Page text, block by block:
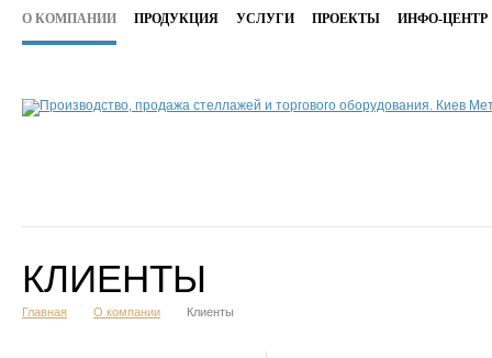
О КОМПАНИИ ПРОДУКЦИЯ УСЛУГИ ПРОЕКТЫ ИНФО-ЦЕНТР
КЛИЕНТЫ
Главная О компании Клиенты